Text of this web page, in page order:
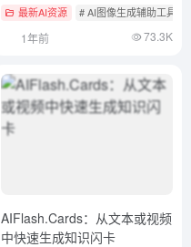
最新AI资源 # AI图像生成辅助工具
1年前 73.3K
AIFlash.Cards：从文本或视频
中快速生成知识闪卡